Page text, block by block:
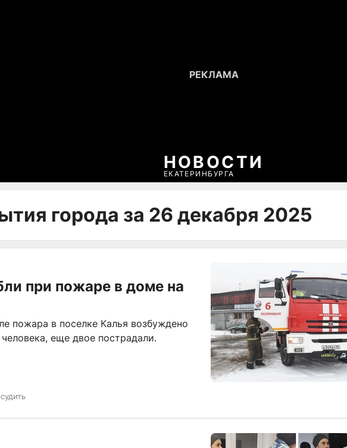
НОВОСТИ
ЕКАТЕРИНБУРГА
города за 26 декабря 2025
при пожаре в доме на
пожара в поселке Калья возбуждено
еще двое пострадали.